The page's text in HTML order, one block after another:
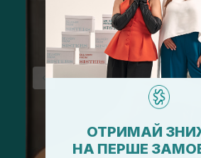
ОТРИМАЙ
НА ПЕРШЕ